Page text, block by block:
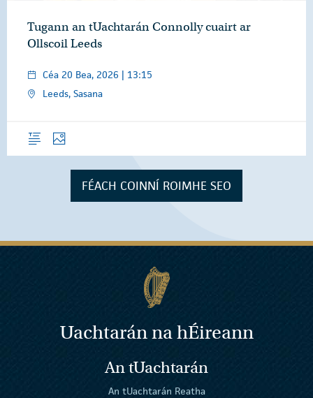
Tugann an tUachtarán Connolly cuairt ar
Ollscoil Leeds
Céa 20 Bea, 2026 | 13:15
Leeds, Sasana
ForléargasGrianghraif
FÉACH COINNÍ ROIMHE SEO
Uachtarán nahÉireann
An tUachtarán
An tUachtarán Reatha